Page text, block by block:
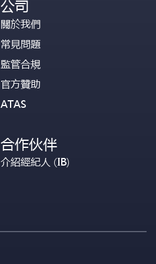
公司
關於我們
常見問題
監管合規
官方贊助
ATAS
合作伙伴
介紹經紀人 (IB)